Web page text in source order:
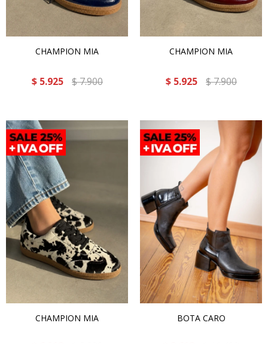
CHAMPION MIA
$ 5.925 $7.900
CHAMPION MIA
$ 5.925 $7.900
CHAMPION MIA BOTA CARO